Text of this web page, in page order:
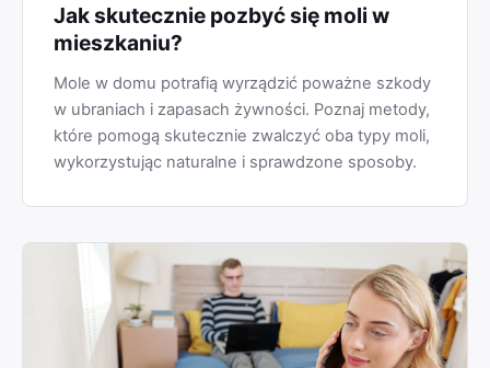
Jak skutecznie pozbyć się moli w
mieszkaniu?
Mole w domu potrafią wyrządzić poważne szkody
w ubraniach i zapasach żywności. Poznaj metody,
które pomogą skutecznie zwalczyć oba typy moli,
wykorzystując naturalne i sprawdzone sposoby.